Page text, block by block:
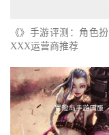
《》手游评测：角色
XXX运营商推荐